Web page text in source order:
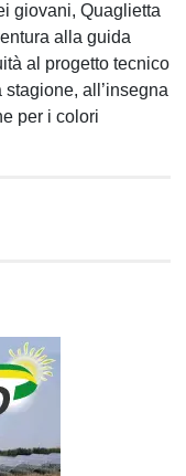
giovani, Quaglietta
alla guida
al progetto tecnico
all’insegna
per i colori